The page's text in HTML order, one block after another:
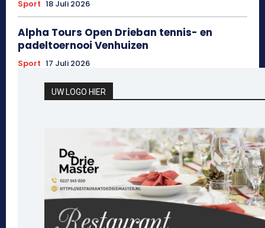
Sport 18 Juli 2026
Alpha Tours Open Drieban tennis- en
padeltoernooi Venhuizen
Sport 17 Juli 2026
UW LOGO HIER